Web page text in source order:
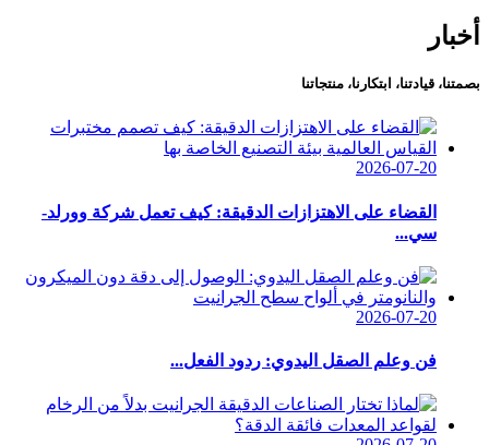
أخبار
بصمتنا، قيادتنا، ابتكارنا، منتجاتنا
2026-07-20
القضاء على الاهتزازات الدقيقة: كيف تعمل شركة وورلد-
سي...
2026-07-20
فن وعلم الصقل اليدوي: ردود الفعل...